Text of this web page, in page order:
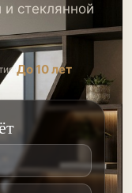
и стеклянной
До 10 лет